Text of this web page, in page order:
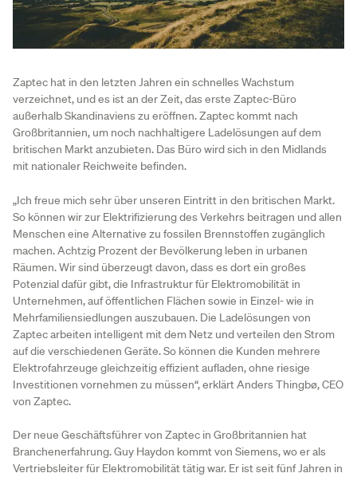
Zaptec hat in den letzten Jahren ein schnelles Wachstum
verzeichnet, und es ist an der Zeit, das erste Zaptec-Büro
außerhalb Skandinaviens zu eröffnen. Zaptec kommt nach
Großbritannien, um noch nachhaltigere Ladelösungen auf dem
britischen Markt anzubieten. Das Büro wird sich in den Midlands
mit nationaler Reichweite befinden.
„Ich freue mich sehr über unseren Eintritt in den britischen Markt.
So können wir zur Elektrifizierung des Verkehrs beitragen und allen
Menschen eine Alternative zu fossilen Brennstoffen zugänglich
machen. Achtzig Prozent der Bevölkerung leben in urbanen
Räumen. Wir sind überzeugt davon, dass es dort ein großes
Potenzial dafür gibt, die Infrastruktur für Elektromobilität in
Unternehmen, auf öffentlichen Flächen sowie in Einzel- wie in
Mehrfamiliensiedlungen auszubauen. Die Ladelösungen von
Zaptec arbeiten intelligent mit dem Netz und verteilen den Strom
auf die verschiedenen Geräte. So können die Kunden mehrere
Elektrofahrzeuge gleichzeitig effizient aufladen, ohne riesige
Investitionen vornehmen zu müssen“, erklärt Anders Thingbø, CEO
von Zaptec.
Der neue Geschäftsführer von Zaptec in Großbritannien hat
Branchenerfahrung. Guy Haydon kommt von Siemens, wo er als
Vertriebsleiter für Elektromobilität tätig war. Er ist seit fünf Jahren in